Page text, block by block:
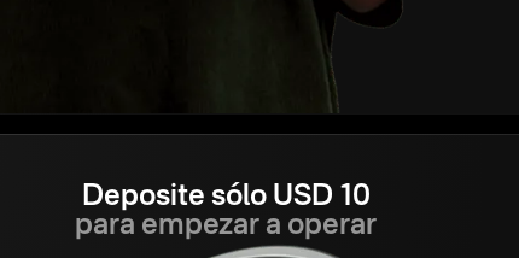
Deposite sólo USD 10
para empezar a operar